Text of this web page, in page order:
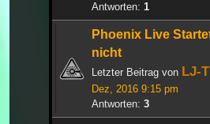
Antworten: 1
Phoenix Live
nicht
Letzter Beitrag von LJ-
Dez, 2016 9:15 pm
Antworten: 3